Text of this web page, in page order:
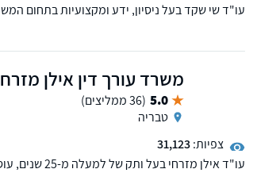
עו"ד שי שקד בעל ניסיון, ידע ומקצועיות בתחום
משרד עורך דין אילן
5.0 (36 ממליצים)
טבריה
צפיות:31,123
עו"ד אילן מזרחי